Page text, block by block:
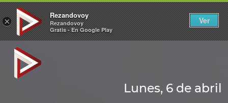
×
Rezandovoy
Rezandovoy
Gratis - En Google Play
Ver
Lunes, 6 de abril